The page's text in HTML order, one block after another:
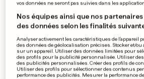
Metz et
5 15
LUXEMBOURG
Un corps
côté de
vos données ne seront pas suivies dans les
Nos équipes ainsi que nos
des données selon les finalités
Analyser activement les caractéristiques de l’appareil
des données de géolocalisation précises. Stocker et/ou
sur un appareil. Utiliser des données limitées pour
des profils pour la publicité personnalisée. Utiliser
des publicités personnalisées. Créer des profils de
Utiliser des profils pour sélectionner des contenus
performance des publicités. Mesurer la performance